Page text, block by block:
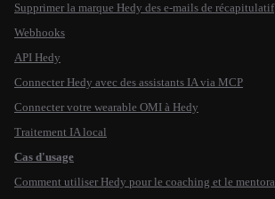
Supprimer la marque Hedy des e-mails de récapitulatif
Webhooks
API Hedy
Connecter Hedy avec des assistants IA via MCP
Connecter votre wearable OMI à Hedy
Traitement IA local
Cas d'usage
Comment utiliser Hedy pour le coaching et le